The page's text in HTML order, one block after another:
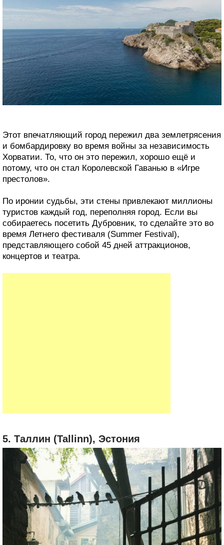
Этот впечатляющий город пережил два землетрясения
и бомбардировку во время войны за независимость
Хорватии. То, что он это пережил, хорошо ещё и
потому, что он стал Королевской Гаванью в «Игре
престолов».
По иронии судьбы, эти стены привлекают миллионы
туристов каждый год, переполняя город. Если вы
собираетесь посетить Дубровник, то сделайте это во
время Летнего фестиваля (Summer Festival),
представляющего собой 45 дней аттракционов,
концертов и театра.
5. Таллин (Tallinn), Эстония